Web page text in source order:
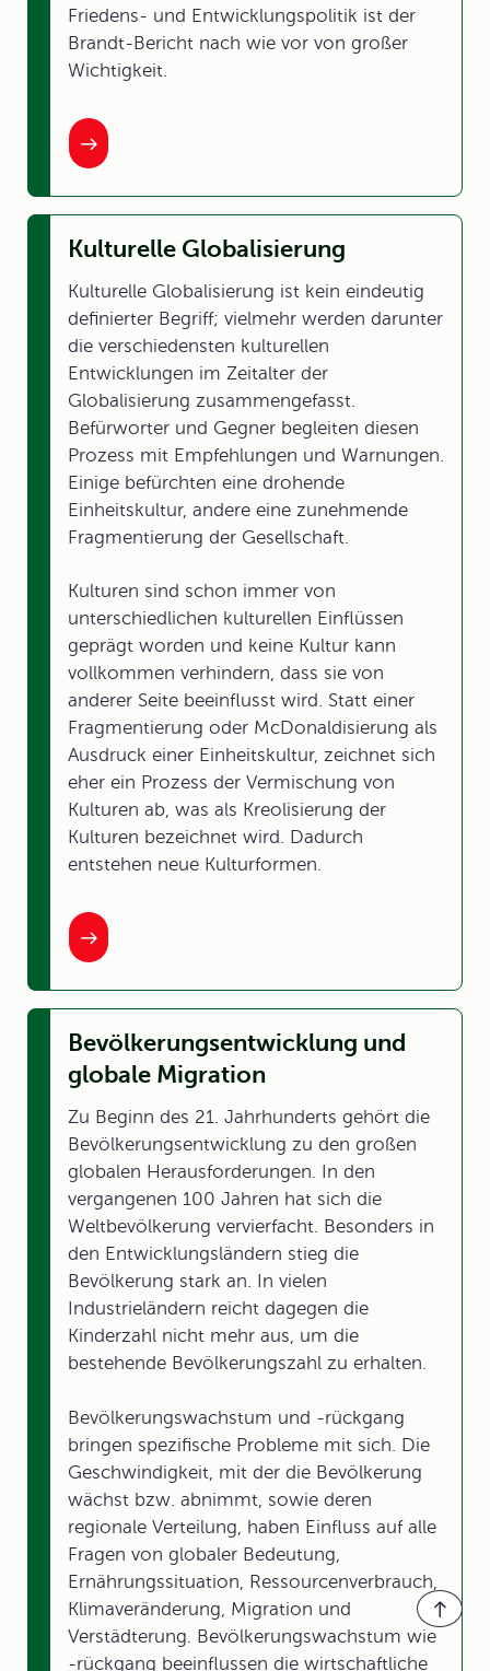
Friedens- und Entwicklungspolitik ist der
Brandt-Bericht nach wie vor von großer
Wichtigkeit.
Kulturelle Globalisierung
Kulturelle Globalisierung ist kein eindeutig
definierter Begriff; vielmehr werden darunter
die verschiedensten kulturellen
Entwicklungen im Zeitalter der
Globalisierung zusammengefasst.
Befürworter und Gegner begleiten diesen
Prozess mit Empfehlungen und Warnungen.
Einige befürchten eine drohende
Einheitskultur, andere eine zunehmende
Fragmentierung der Gesellschaft.
Kulturen sind schon immer von
unterschiedlichen kulturellen Einflüssen
geprägt worden und keine Kultur kann
vollkommen verhindern, dass sie von
anderer Seite beeinflusst wird. Statt einer
Fragmentierung oder McDonaldisierung als
Ausdruck einer Einheitskultur, zeichnet sich
eher ein Prozess der Vermischung von
Kulturen ab, was als Kreolisierung der
Kulturen bezeichnet wird. Dadurch
entstehen neue Kulturformen.
Bevölkerungsentwicklung und
globale Migration
Zu Beginn des 21. Jahrhunderts gehört die
Bevölkerungsentwicklung zu den großen
globalen Herausforderungen. In den
vergangenen 100 Jahren hat sich die
Weltbevölkerung vervierfacht. Besonders in
den Entwicklungsländern stieg die
Bevölkerung stark an. In vielen
Industrieländern reicht dagegen die
Kinderzahl nicht mehr aus, um die
bestehende Bevölkerungszahl zu erhalten.
Bevölkerungswachstum und -rückgang
bringen spezifische Probleme mit sich. Die
Geschwindigkeit, mit der die Bevölkerung
wächst bzw. abnimmt, sowie deren
regionale Verteilung, haben Einfluss auf alle
Fragen von globaler Bedeutung,
Ernährungssituation, Ressourcenverbrauch,
Klimaveränderung, Migration und
Verstädterung. Bevölkerungswachstum wie
-rückgang beeinflussen die wirtschaftliche